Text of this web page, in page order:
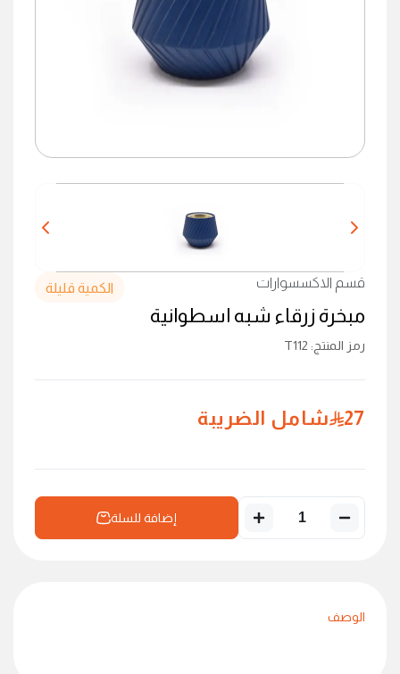
قسم الاكسسوارات
مبخرة زرقاء شبه اسطوانية
رمز المنتج:
T112
الكمية قليلة
27 شامل الضريبة
إضافة للسلة
الوصف